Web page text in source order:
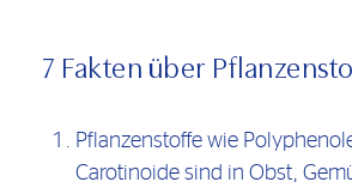
7 Fakten über
Pflanzenstoffe wie
Carotinoide sind in Obst,